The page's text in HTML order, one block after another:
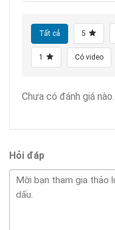
Tất cả 5
1 Có video
Chưa có đánh giá nào.
Hỏi đáp